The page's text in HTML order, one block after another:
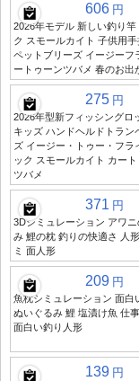
606 円
2026年モデル 新しい釣り竿
ク スモールカイト 子供用
ペットブリーズ イージーフ
ートゥーンツバメ 春のお出
275 円
2026年型新フィッシングロ
キッズ ハンドヘルドトラン
ズ イージー・トゥー・フラ
ック スモールカイト カー
ツバメ
371 円
3Dシミュレーション アワ
み 鯉の枕 釣りの快適さ 人
ミ 面人形
209 円
魚枕シミュレーション 面白
ぬいぐるみ 鯉 塩漬け魚 仕
面白い釣り人形
139 円